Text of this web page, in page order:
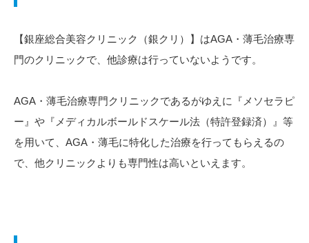
【銀座総合美容クリニック（銀クリ）】はAGA・薄毛治療専
門のクリニックで、他診療は行っていないようです。
AGA・薄毛治療専門クリニックであるがゆえに『メソセラピ
ー』や『メディカルボールドスケール法（特許登録済）』等
を用いて、AGA・薄毛に特化した治療を行ってもらえるの
で、他クリニックよりも専門性は高いといえます。